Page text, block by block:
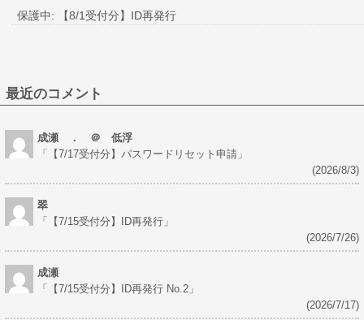
保護中: 【8/1受付分】ID再発行
最近のコメント
成瀬 ． ＠ 低浮
「
【7/17受付分】パスワードリセット申請 」
(2026/8/3)
翠
「
【7/15受付分】ID再発行 」
(2026/7/26)
成瀬
「
【7/15受付分】ID再発行 No.2 」
(2026/7/17)